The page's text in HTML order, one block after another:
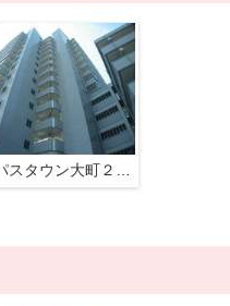
サーパスタウン大町２番館